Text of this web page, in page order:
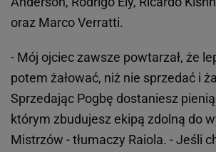
oraz Marco Verratti.
- Mój ojciec zawsze powtarzał, że
potem żałować, niż nie sprzedać i
Sprzedając Pogbę dostaniesz
którym zbudujesz ekipą zdolną do
Mistrzów - tłumaczy Raiola. - Jeśli